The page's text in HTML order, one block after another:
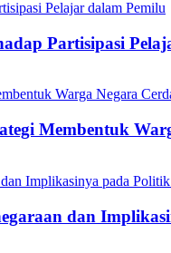
Partisipasi
Membentuk
dan